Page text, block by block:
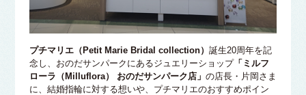
プチマリエ（Petit Marie Bridal collection） 誕生20周年を記
念し、おのだサンパークにあるジュエリーショップ「ミルフ
ローラ（Milluflora） おのだサンパーク店」 の店長・片岡さま
に、結婚指輪に対する想いや、プチマリエのおすすめポイン